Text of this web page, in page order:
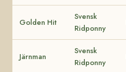
Golden Hit
Svensk
Ridponny
Järnman
Svensk
Ridponny